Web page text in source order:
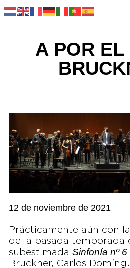
A POR EL
12 de noviembre de 2021
Prácticamente aún con
de la pasada temporada
subestimada Sinfonía nº 6
Bruckner, Carlos